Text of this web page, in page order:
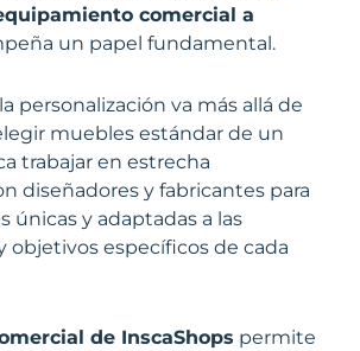
comercial a
un papel fundamental.
personalización va más allá de
muebles estándar de un
trabajar en estrecha
diseñadores y fabricantes para
únicas y adaptadas a las
objetivos específicos de cada
de InscaShops permite